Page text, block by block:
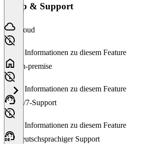
Setup & Support
Cloud
Keine Informationen zu diesem Feature
On-premise
Keine Informationen zu diesem Feature
24/7-Support
Keine Informationen zu diesem Feature
Deutschsprachiger Support